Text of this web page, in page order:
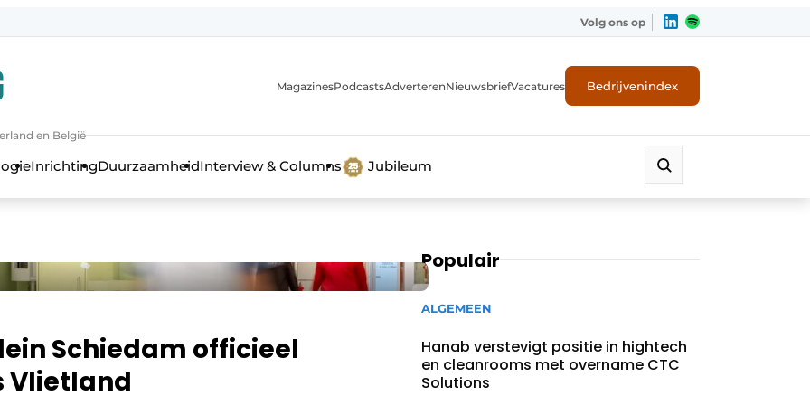
Volg ons op
en België
MagazinesPodcastsAdverterenNieuwsbriefVacatures Bedrijvenindex
InrichtingDuurzaamheidInterview & Columns Jubileum
Schiedam officieel
Vlietland
Populair
ALGEMEEN
Hanab verstevigt positie in hightech
en cleanrooms met overname CTC
Solutions